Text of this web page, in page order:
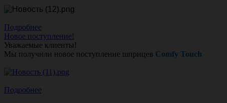
Подробнее
Новое поступление!
Уважаемые клиенты!
Мы получили новое поступление шприцев Comfy Touch
Подробнее